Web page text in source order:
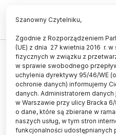
Rodzinne
warzyw i owoców
27.12.2012
aktualizacja:
1 minuta czytania
Szanowny Czytelniku,
Zgodnie z Rozporządzeniem
(UE) z dnia 27 kwietnia 2016 r.
fizycznych w związku z
w sprawie swobodnego
uchylenia dyrektywy 95/46/WE
ochronie danych) informujemy
danych. Administratorem
w Warszawie przy ulicy Bracka
o dane, które są zbierane w
naszych usług, w tym stron
funkcjonalności udostępnianych